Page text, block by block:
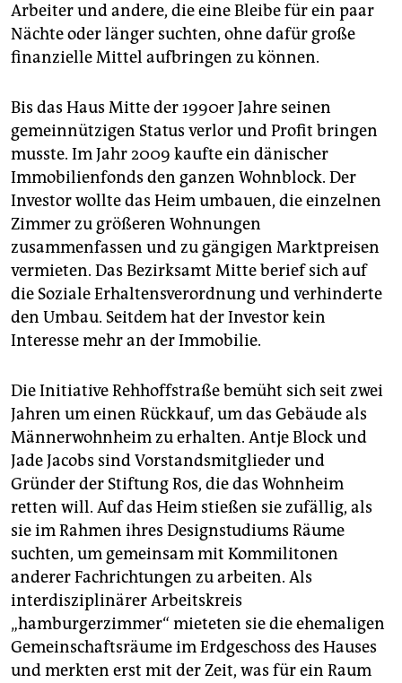
Arbeiter und andere, die eine Bleibe für ein paar
Nächte oder länger suchten, ohne dafür große
finanzielle Mittel aufbringen zu können.
Bis das Haus Mitte der 1990er Jahre seinen
gemeinnützigen Status verlor und Profit bringen
musste. Im Jahr 2009 kaufte ein dänischer
Immobilienfonds den ganzen Wohnblock. Der
Investor wollte das Heim umbauen, die einzelnen
Zimmer zu größeren Wohnungen
zusammenfassen und zu gängigen Marktpreisen
vermieten. Das Bezirksamt Mitte berief sich auf
die Soziale Erhaltensverordnung und verhinderte
den Umbau. Seitdem hat der Investor kein
Interesse mehr an der Immobilie.
Die Initiative Rehhoffstraße bemüht sich seit zwei
Jahren um einen Rückkauf, um das Gebäude als
Männerwohnheim zu erhalten. Antje Block und
Jade Jacobs sind Vorstandsmitglieder und
Gründer der Stiftung Ros, die das Wohnheim
retten will. Auf das Heim stießen sie zufällig, als
sie im Rahmen ihres Designstudiums Räume
suchten, um gemeinsam mit Kommilitonen
anderer Fachrichtungen zu arbeiten. Als
interdisziplinärer Arbeitskreis
„hamburgerzimmer“ mieteten sie die ehemaligen
Gemeinschaftsräume im Erdgeschoss des Hauses
und merkten erst mit der Zeit, was für ein Raum